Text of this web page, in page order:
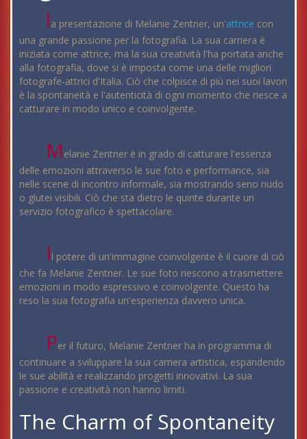
la presentazione di Melanie Zentner, un'attrice con
una grande passione per la fotografia. La sua carriera è
iniziata come attrice, ma la sua creatività l'ha portata anche
alla fotografia, dove si è imposta come una delle migliori
fotografe-attrici d'Italia. Ciò che colpisce di più nei suoi lavori
è la spontaneità e l'autenticità di ogni momento che riesce a
catturare in modo unico e coinvolgente.
M elanie Zentner è in grado di catturare l'essenza
delle emozioni attraverso le sue foto e performance, sia
nelle scene di incontro informale, sia mostrando seno nudo
o glutei visibili. Ciò che sta dietro le quinte durante un
servizio fotografico è spettacolare.
Il potere di un'immagine coinvolgente è il cuore di ciò
che fa Melanie Zentner. Le sue foto riescono a trasmettere
emozioni in modo espressivo e coinvolgente. Questo ha
reso la sua fotografia un'esperienza davvero unica.
Per il futuro, Melanie Zentner ha in programma di
continuare a sviluppare la sua carriera artistica, espandendo
le sue abilità e realizzando progetti innovativi. La sua
passione e creatività non hanno limiti.
The Charm of Spontaneity